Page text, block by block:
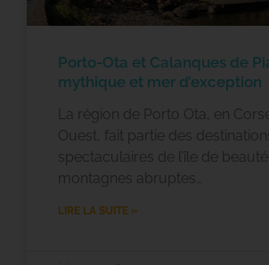
Porto-Ota et Calanques de
mythique et mer d’exception
La région de Porto Ota, en
Ouest, fait partie des
spectaculaires de l’île de
montagnes abruptes…
LIRE LA SUITE »